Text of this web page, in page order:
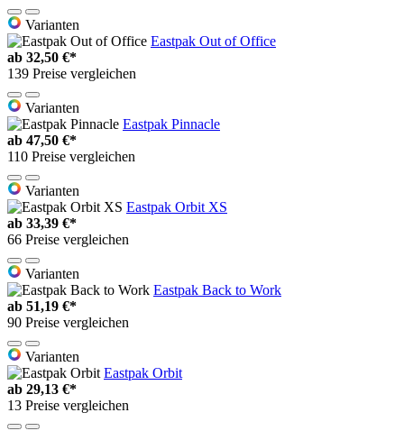
Varianten
Eastpak Out of Office
ab 32,50 €*
139 Preise vergleichen
Varianten
Eastpak Pinnacle
ab 47,50 €*
110 Preise vergleichen
Varianten
Eastpak Orbit XS
ab 33,39 €*
66 Preise vergleichen
Varianten
Eastpak Back to Work
ab 51,19 €*
90 Preise vergleichen
Varianten
Eastpak Orbit
ab 29,13 €*
13 Preise vergleichen